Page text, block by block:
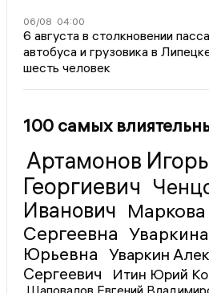
06/08 04:00
6 августа в столкновении
автобуса и грузовика в
шесть человек
100 самых
Артамонов Игорь
Георгиевич
Иванович Маркова
Сергеевна
Юрьевна
Уваркин
Сергеевич
Итин Юрий
Шаповалов Евгений